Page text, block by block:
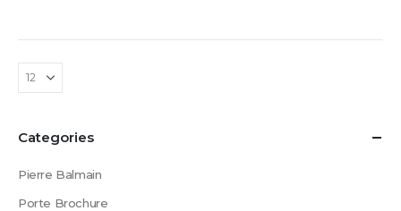
Categories
Pierre Balmain
Porte Brochure